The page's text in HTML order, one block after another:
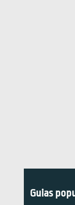
Guias